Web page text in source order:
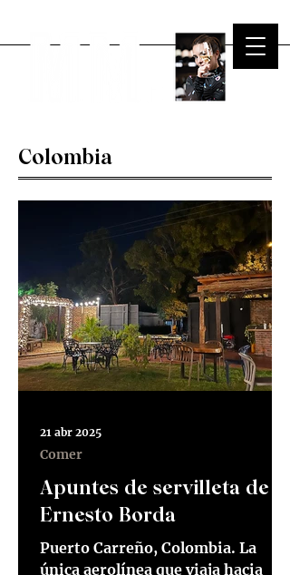
Colombia
Apuntes de servilleta de
Ernesto Borda
Puerto Carreño, Colombia. La
única aerolínea que viaja hacia
Comer
21 abr 2025